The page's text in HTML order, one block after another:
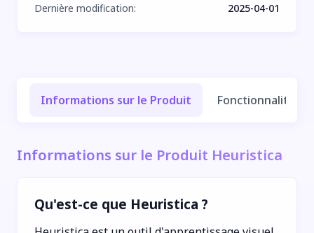
Dernière modification: 2025-04-01
Informations sur le Produit Fonctionnalités
Informations sur le Produit Heuristica
Qu'est-ce que Heuristica ?